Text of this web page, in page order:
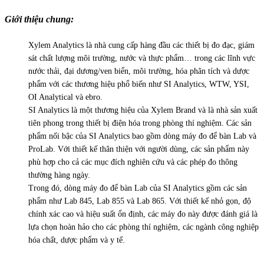
Giới thiệu chung:
Xylem Analytics là nhà cung cấp hàng đầu các thiết bị đo đạc, giám
sát chất lượng môi trường, nước và thực phẩm… trong các lĩnh vực
nước thải, đại dương/ven biển, môi trường, hóa phân tích và dược
phẩm với các thương hiệu phổ biến như SI Analytics, WTW, YSI,
OI Analytical và ebro.
SI Analytics là một thương hiệu của Xylem Brand và là nhà sản xuất
tiên phong trong thiết bị điện hóa trong phòng thí nghiệm. Các sản
phẩm nối bậc của SI Analytics bao gồm dòng máy đo để bàn Lab và
ProLab. Với thiết kế thân thiện với người dùng, các sản phẩm này
phù hợp cho cả các mục đích nghiên cứu và các phép đo thông
thường hàng ngày.
Trong đó, dòng máy đo để bàn Lab của SI Analytics gồm các sản
phẩm như Lab 845, Lab 855 và Lab 865. Với thiết kế nhỏ gọn, độ
chính xác cao và hiệu suất ổn định, các máy đo này được đánh giá là
lựa chọn hoàn hảo cho các phòng thí nghiệm, các ngành công nghiệp
hóa chất, dược phẩm và y tế.